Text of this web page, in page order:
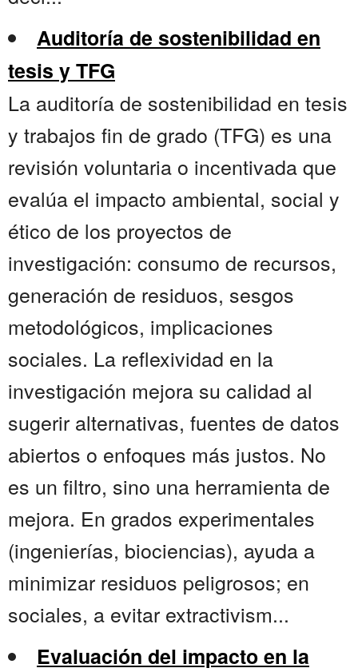
Auditoría de sostenibilidad en
tesis y TFG
La auditoría de sostenibilidad en tesis
y trabajos fin de grado (TFG) es una
revisión voluntaria o incentivada que
evalúa el impacto ambiental, social y
ético de los proyectos de
investigación: consumo de recursos,
generación de residuos, sesgos
metodológicos, implicaciones
sociales. La reflexividad en la
investigación mejora su calidad al
sugerir alternativas, fuentes de datos
abiertos o enfoques más justos. No
es un filtro, sino una herramienta de
mejora. En grados experimentales
(ingenierías, biociencias), ayuda a
minimizar residuos peligrosos; en
sociales, a evitar extractivism...
Evaluación del impacto en la